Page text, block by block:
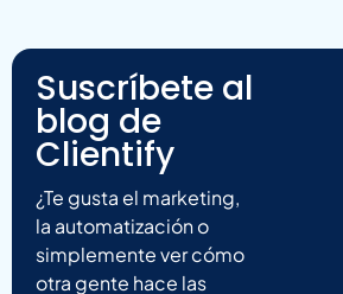
Suscríbete al
blog de
Clientify
¿Te gusta el marketing,
la automatización o
simplemente ver cómo
otra gente hace las